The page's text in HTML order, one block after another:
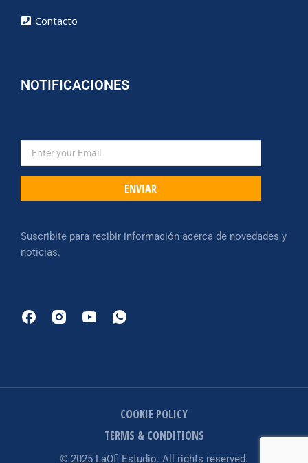
Contacto
NOTIFICACIONES
ENVIAR
Suscribite para recibir información acerca de novedades y
noticias.
© 2025 LaOfi Estudio. All rights reserved.
COOKIE POLICY
TERMS & CONDITIONS